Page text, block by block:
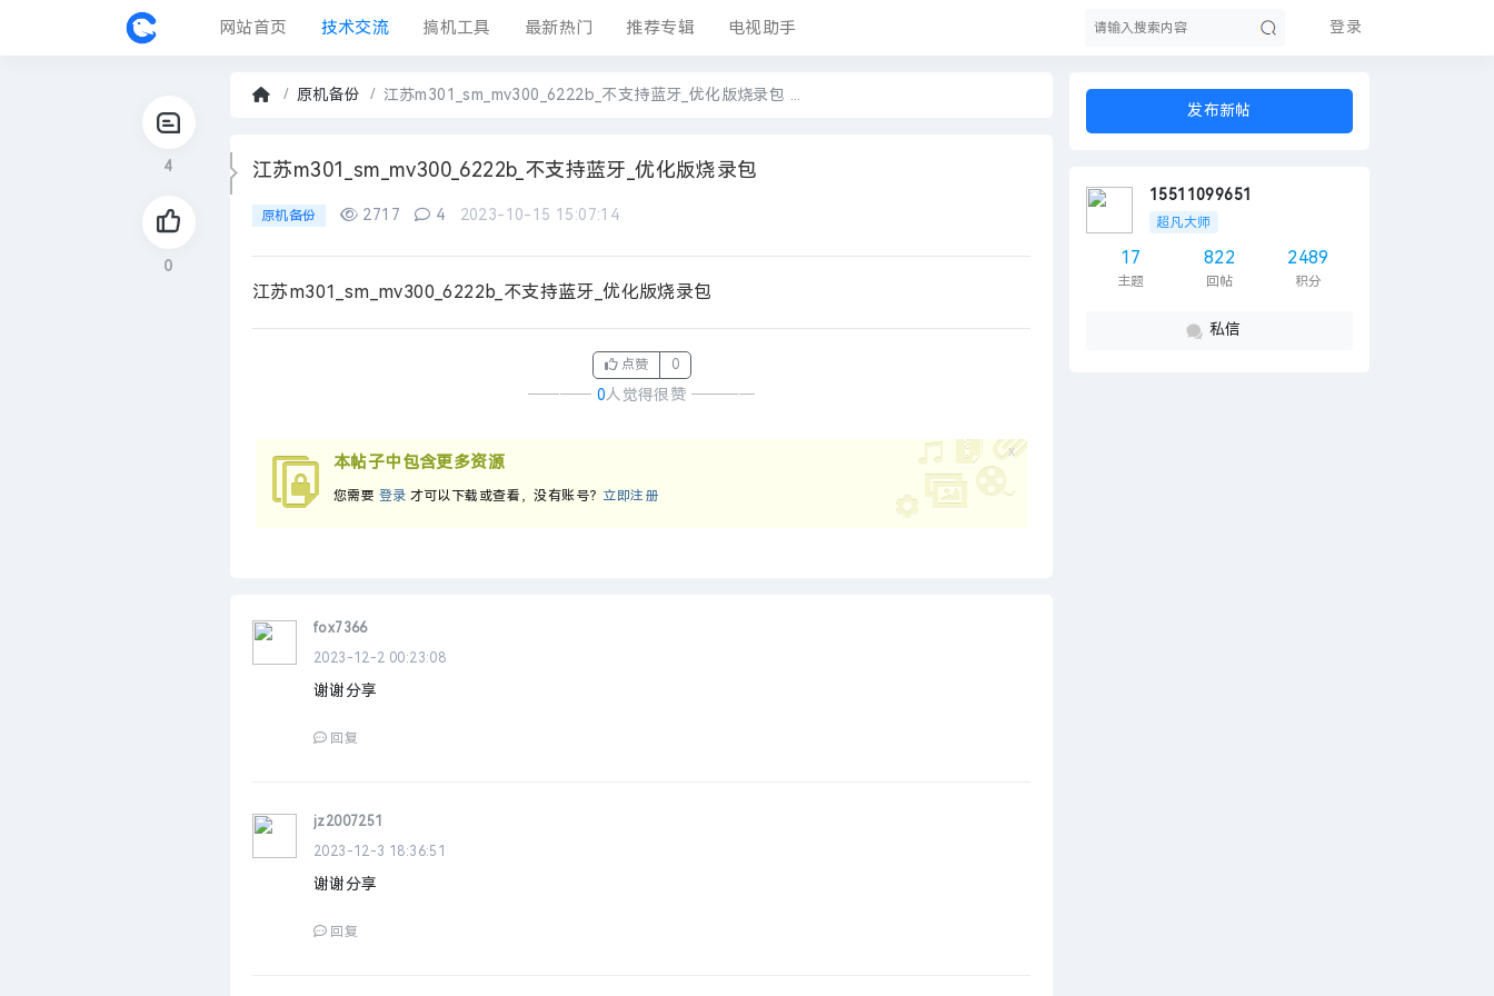
登录
网站首页 技术交流 搞机工具 最新热门 推荐专辑 电视助手
固件中心
4
0
页
原机备份
›
江苏m301_sm_mv300_6222b_不支持蓝牙_优化版烧录包 ...
江苏m301_sm_mv300_6222b_不支持蓝牙_优化版烧录包
发布新帖
15511099651
超凡大师
17
主题
822
回帖
2489
积分
私信
原机备份 2717 4 2023-10-15 15:07:14
江苏m301_sm_mv300_6222b_不支持蓝牙_优化版烧录包
点赞 0
──── 0人觉得很赞 ────
本帖子中包含更多资源
您需要 登录 才可以下载或查看，没有账号？ 立即注册
x
fox7366
2023-12-2 00:23:08
谢谢分享
回复
jz2007251
2023-12-3 18:36:51
谢谢分享
回复